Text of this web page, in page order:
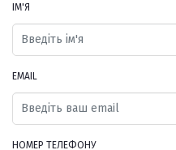
ІМ'Я
EMAIL
НОМЕР ТЕЛЕФОНУ